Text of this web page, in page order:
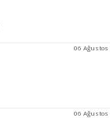
06 Ağustos
06 Ağustos